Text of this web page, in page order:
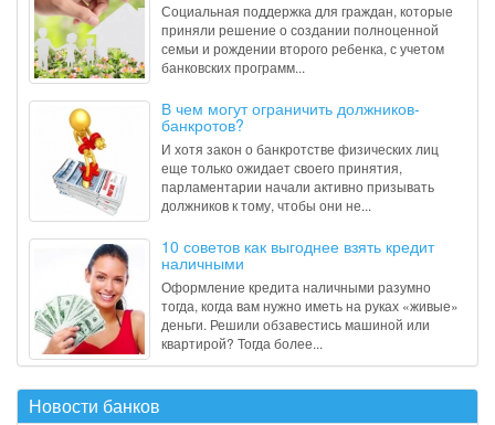
Социальная поддержка для граждан, которые
приняли решение о создании полноценной
семьи и рождении второго ребенка, с учетом
банковских программ...
В чем могут ограничить должников-
банкротов?
И хотя закон о банкротстве физических лиц
еще только ожидает своего принятия,
парламентарии начали активно призывать
должников к тому, чтобы они не...
10 советов как выгоднее взять кредит
наличными
Оформление кредита наличными разумно
тогда, когда вам нужно иметь на руках «живые»
деньги. Решили обзавестись машиной или
квартирой? Тогда более...
Новости банков